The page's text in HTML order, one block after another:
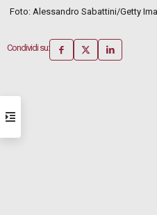
Foto: Alessandro Sabattini/Getty
Condividi su: